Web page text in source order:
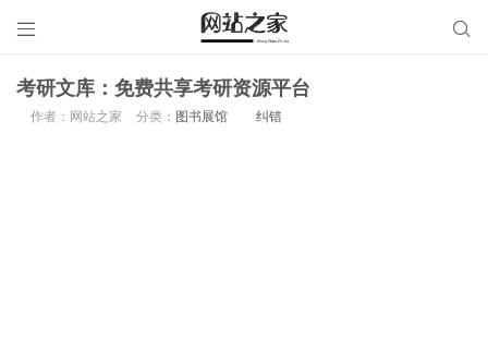
 
考研文库：免费共享考研资源平台
作者：网站之家 分类： 图书展馆 纠错